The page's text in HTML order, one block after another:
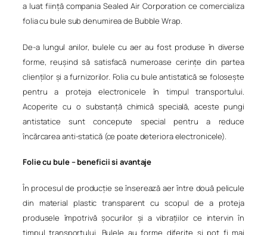
a luat ființă compania Sealed Air Corporation ce comercializa
folia cu bule sub denumirea de Bubble Wrap.
De-a lungul anilor, bulele cu aer au fost produse în diverse
forme, reușind să satisfacă numeroase cerințe din partea
clienților și a furnizorilor. Folia cu bule antistatică se folosește
pentru a proteja electronicele în timpul transportului.
Acoperite cu o substanță chimică specială, aceste pungi
antistatice sunt concepute special pentru a reduce
încărcarea anti-statică (ce poate deteriora electronicele).
Folie cu bule – beneficii si avantaje
În procesul de producție se înserează aer între două pelicule
din material plastic transparent cu scopul de a proteja
produsele împotrivă șocurilor și a vibrațiilor ce intervin în
timpul transportului. Bulele au forme diferite și pot fi mai